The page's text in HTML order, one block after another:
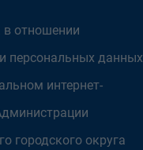
в отношении
персональных данных
интернет-
городского округа